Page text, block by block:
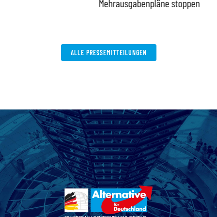
Deutschland
ALLE PRESSEMITTEILUNGEN